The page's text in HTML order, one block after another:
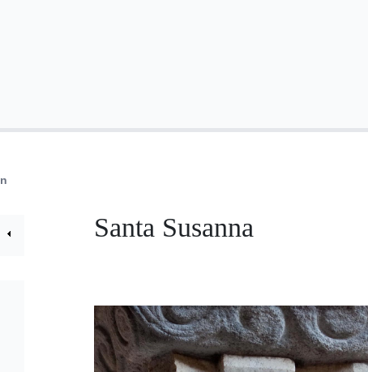
Santa Susanna